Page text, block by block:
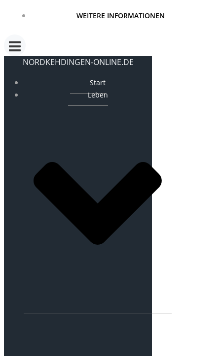
WEITERE INFORMATIONEN
NORDKEHDINGEN-ONLINE.DE
Start
Leben